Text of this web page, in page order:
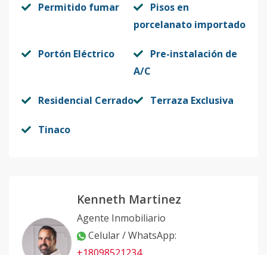
Permitido fumar
Pisos en
porcelanato importado
Portón Eléctrico
Pre-instalación de
A/C
Residencial Cerrado Terraza Exclusiva
Tinaco
Kenneth Martinez
Agente Inmobiliario
Celular / WhatsApp: